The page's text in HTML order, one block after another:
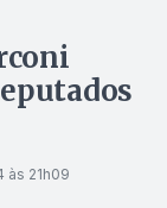
às 21h09